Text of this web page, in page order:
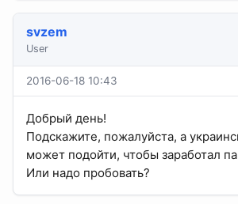
svzem
User
2016-06-18 10:43
Добрый день!
Подскажите, пожалуйста, а
может подойти, чтобы заработал
Или надо пробовать?